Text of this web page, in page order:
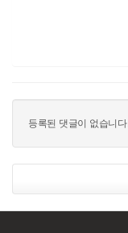
등록된 댓글이 없습니다.